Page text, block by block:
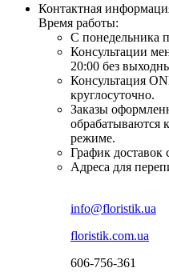
Контактная
Время работы:
С понедельника
Консультации
20:00 без
Консультация
круглосуточно.
Заказы
обрабатываются
режиме.
График доставок
Адреса для
info@floristik.ua
floristik.com.ua
606-756-361